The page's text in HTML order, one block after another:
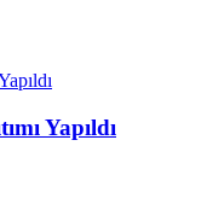
Yapıldı